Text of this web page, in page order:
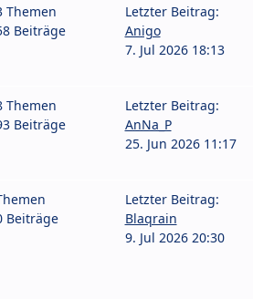
Themen
Beiträge
Letzter Beitrag:
Anigo
7. Jul 2026 18:13
Themen
Beiträge
Letzter Beitrag:
AnNa_P
25. Jun 2026 11:17
Beiträge
Letzter Beitrag:
Blaqrain
9. Jul 2026 20:30